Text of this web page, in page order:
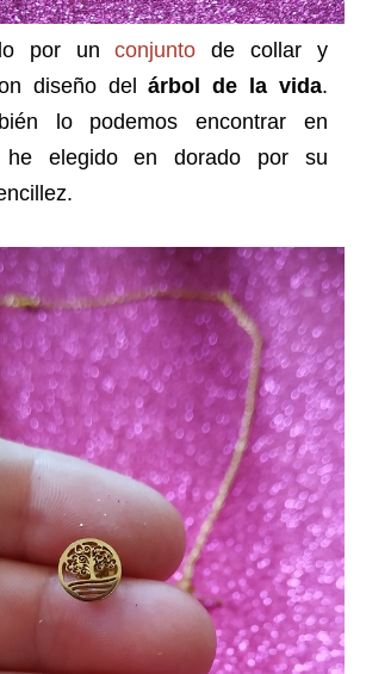
por unconjunto de collar y
diseño delárbol de la vida.
lo podemos encontrar en
he elegido en dorado por su